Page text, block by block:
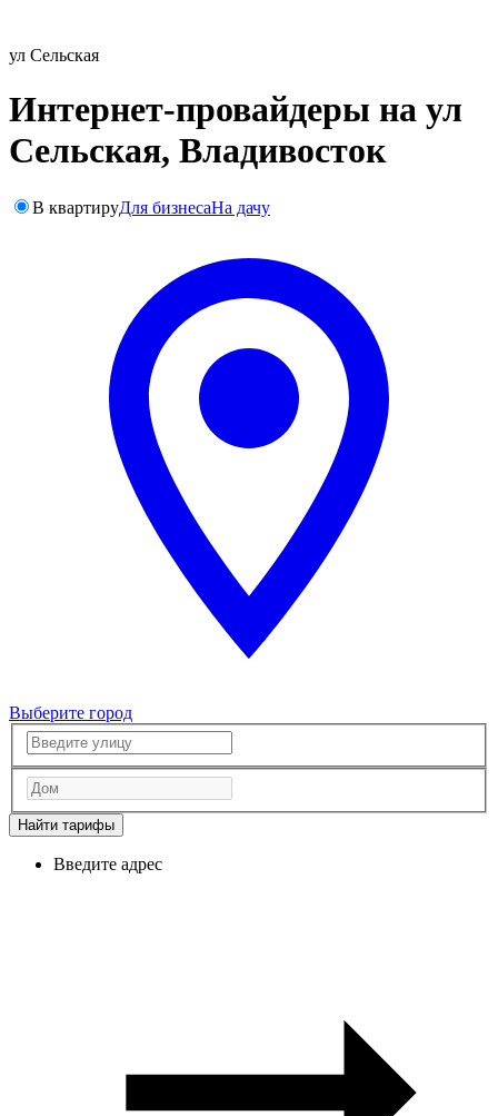
ул Сельская
Интернет-провайдеры на ул
Сельская, Владивосток
В квартируДля бизнесаНа дачу
Выберите город
Найти тарифы
Введите адрес